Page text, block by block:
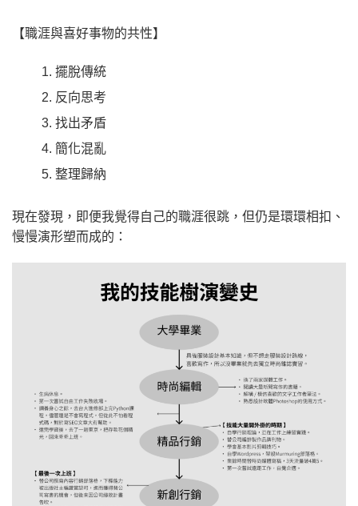
【職涯與喜好事物的共性】
擺脫傳統
反向思考
找出矛盾
簡化混亂
整理歸納
現在發現，即便我覺得自己的職涯很跳，但仍是環環相扣、
慢慢演形塑而成的：